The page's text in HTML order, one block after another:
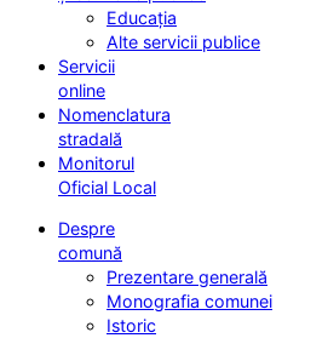
Educația
Alte servicii publice
Servicii
online
Nomenclatura
stradală
Monitorul
Oficial Local
Despre
comună
Prezentare generală
Monografia comunei
Istoric